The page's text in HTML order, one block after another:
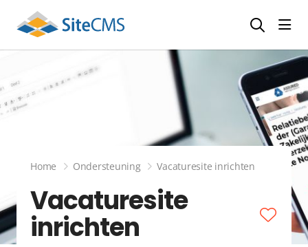
Home Ondersteuning Vacaturesite inrichten
Vacaturesite
inrichten